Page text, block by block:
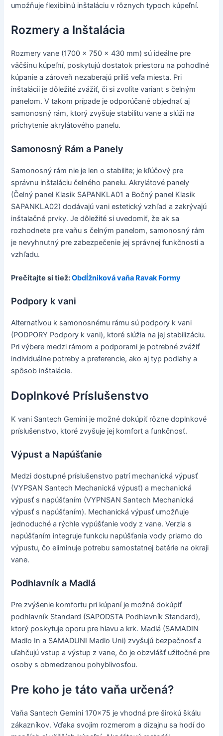
umožňuje flexibilnú inštaláciu v rôznych typoch kúpeľní.
Rozmery a Inštalácia
Rozmery vane (1700 x 750 x 430 mm) sú ideálne pre
väčšinu kúpeľní, poskytujú dostatok priestoru na pohodlné
kúpanie a zároveň nezaberajú príliš veľa miesta. Pri
inštalácii je dôležité zvážiť, či si zvolíte variant s čelným
panelom. V takom prípade je odporúčané objednať aj
samonosný rám, ktorý zvyšuje stabilitu vane a slúži na
prichytenie akrylátového panelu.
Samonosný Rám a Panely
Samonosný rám nie je len o stabilite; je kľúčový pre
správnu inštaláciu čelného panelu. Akrylátové panely
(Čelný panel Klasik SAPANKLA01 a Bočný panel Klasik
SAPANKLA02) dodávajú vani estetický vzhľad a zakrývajú
inštalačné prvky. Je dôležité si uvedomiť, že ak sa
rozhodnete pre vaňu s čelným panelom, samonosný rám
je nevyhnutný pre zabezpečenie jej správnej funkčnosti a
vzhľadu.
Prečítajte si tiež:Obdĺžniková vaňa Ravak Formy
Podpory k vani
Alternatívou k samonosnému rámu sú podpory k vani
(PODPORY Podpory k vani), ktoré slúžia na jej stabilizáciu.
Pri výbere medzi rámom a podporami je potrebné zvážiť
individuálne potreby a preferencie, ako aj typ podlahy a
spôsob inštalácie.
Doplnkové Príslušenstvo
K vani Santech Gemini je možné dokúpiť rôzne doplnkové
príslušenstvo, ktoré zvyšuje jej komfort a funkčnosť.
Výpust a Napúšťanie
Medzi dostupné príslušenstvo patrí mechanická výpusť
(VYPSAN Santech Mechanická výpusť) a mechanická
výpusť s napúšťaním (VYPNSAN Santech Mechanická
výpusť s napúšťaním). Mechanická výpusť umožňuje
jednoduché a rýchle vypúšťanie vody z vane. Verzia s
napúšťaním integruje funkciu napúšťania vody priamo do
výpustu, čo eliminuje potrebu samostatnej batérie na okraji
vane.
Podhlavník a Madlá
Pre zvýšenie komfortu pri kúpaní je možné dokúpiť
podhlavník Standard (SAPODSTA Podhlavník Standard),
ktorý poskytuje oporu pre hlavu a krk. Madlá (SAMADIN
Madlo In a SAMADUNI Madlo Uni) zvyšujú bezpečnosť a
uľahčujú vstup a výstup z vane, čo je obzvlášť užitočné pre
osoby s obmedzenou pohyblivosťou.
Pre koho je táto vaňa určená?
Vaňa Santech Gemini 170x75 je vhodná pre širokú škálu
zákazníkov. Vďaka svojim rozmerom a dizajnu sa hodí do